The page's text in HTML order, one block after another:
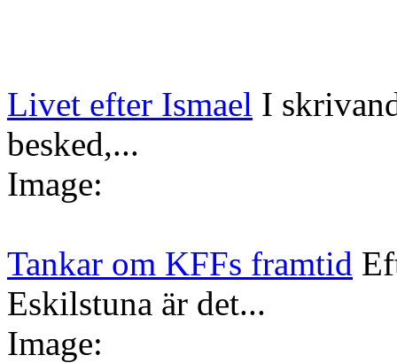
Livet efter Ismael I
besked,...
Image:
Tankar om KFFs framtid
Eskilstuna är det...
Image: